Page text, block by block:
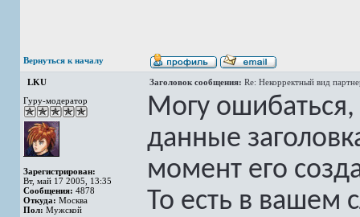
Вернуться к началу
LKU Заголовок сообщения: Re: Некорректный вид
Гуру-модератор
Зарегистрирован:
Вт, май 17 2005, 13:35
Сообщения: 4878
Откуда: Москва
Пол: Мужской
Могу ошибаться,
данные
момент его
То есть в вашем